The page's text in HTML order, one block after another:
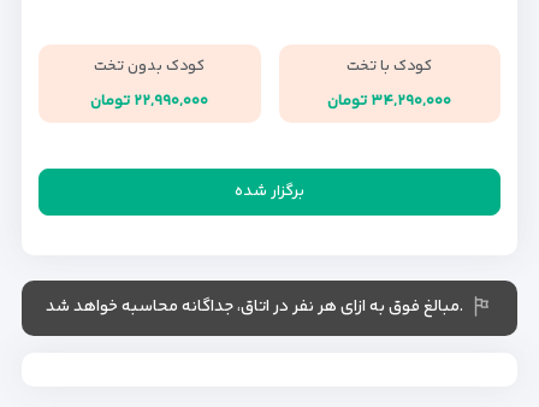
کودک با تخت
۳۴,۲۹۰,۰۰۰ تومان
کودک بدون تخت
۲۲,۹۹۰,۰۰۰ تومان
برگزار شده
.مبالغ فوق به ازای هر نفر در اتاق، جداگانه محاسبه خواهد شد